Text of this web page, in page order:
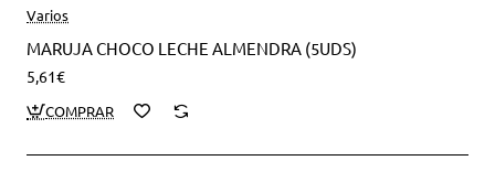
Varios
MARUJA CHOCO LECHE ALMENDRA (5UDS)
5,61€